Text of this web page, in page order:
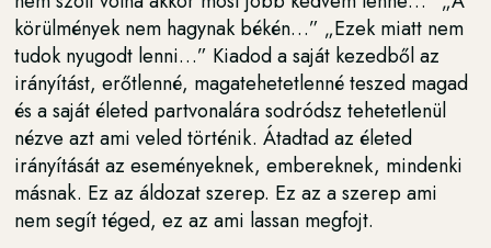
körülmények nem hagynak békén…” „Ezek miatt nem
tudok nyugodt lenni…” Kiadod a saját kezedből az
irányítást, erőtlenné, magatehetetlenné teszed magad
és a saját életed partvonalára sodródsz tehetetlenül
nézve azt ami veled történik. Átadtad az életed
irányítását az eseményeknek, embereknek, mindenki
másnak. Ez az áldozat szerep. Ez az a szerep ami
nem segít téged, ez az ami lassan megfojt.